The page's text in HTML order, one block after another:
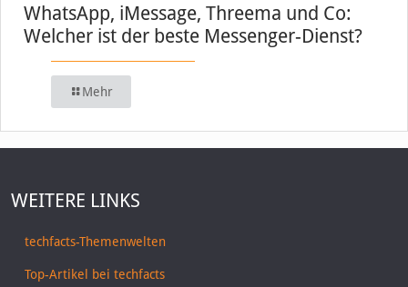
WhatsApp, iMessage, Threema und Co:
Welcher ist der beste Messenger-Dienst?
Mehr
WEITERE LINKS
techfacts-Themenwelten
Top-Artikel bei techfacts